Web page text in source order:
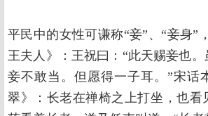
平民中的女性可谦称“妾”、“妾身”
王夫人》：王祝曰：“此天赐妾也。
妾不敢当。但愿得一子耳。”宋话
翠》：长老在禅椅之上打坐，也看